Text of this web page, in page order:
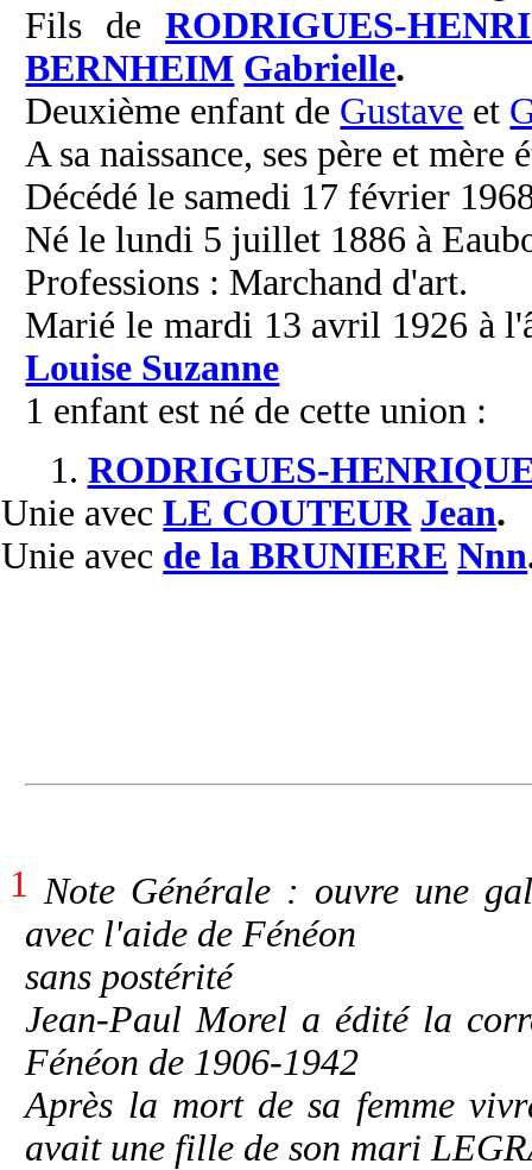
Fils deRODRIGUES-
BERNHEIM Gabrielle.
Deuxième enfant de Gustave et
A sa naissance, ses père et mère
Décédé le samedi 17 février
Né le lundi 5 juillet 1886 à
Professions : Marchand d'art.
Marié le mardi 13 avril 1926 à
Louise Suzanne
1 enfant est né de cette union :
1. RODRIGUES-
Unie avecLE COUTEUR Jean.
Unie avec de la BRUNIERE Nnn
1 Note Générale : ouvre une
avec l'aide de Fénéon
sans postérité
Jean-Paul Morel a édité la
Fénéon de 1906-1942
Après la mort de sa femme
avait une fille de son mari